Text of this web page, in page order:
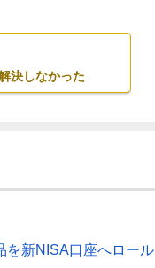
決しなかった
を新NISA口座へロール